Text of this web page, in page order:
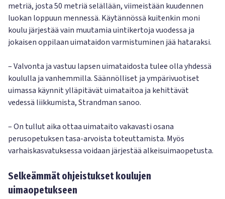
metriä, josta 50 metriä selällään, viimeistään kuudennen
luokan loppuun mennessä. Käytännössä kuitenkin moni
koulu järjestää vain muutamia uintikertoja vuodessa ja
jokaisen oppilaan uimataidon varmistuminen jää hataraksi.
– Valvonta ja vastuu lapsen uimataidosta tulee olla yhdessä
koululla ja vanhemmilla. Säännölliset ja ympärivuotiset
uimassa käynnit ylläpitävät uimataitoa ja kehittävät
vedessä liikkumista, Strandman sanoo.
– On tullut aika ottaa uimataito vakavasti osana
perusopetuksen tasa-arvoista toteuttamista. Myös
varhaiskasvatuksessa voidaan järjestää alkeisuimaopetusta.
Selkeämmät ohjeistukset koulujen
uimaopetukseen